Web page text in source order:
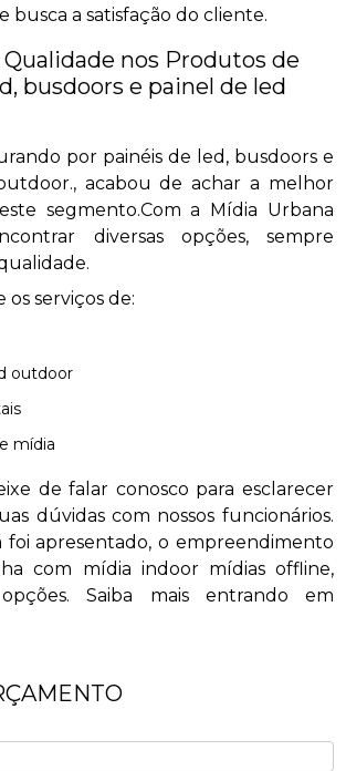
busca a satisfação do cliente.
Qualidade nos Produtos de
busdoors e painel de led
por painéis de led, busdoors e
acabou de achar a melhor
segmento.Com a Mídia Urbana
diversas opções, sempre
os serviços de:
outdoor
mídia
de falar conosco para esclarecer
dúvidas com nossos funcionários.
apresentado, o empreendimento
com mídia indoor mídias offline,
Saiba mais entrando em